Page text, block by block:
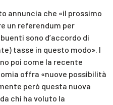
annuncia che «il prossimo
un referendum per
sono d’accordo di
tasse in questo modo». I
poi come la recente
offra «nuove possibilità
però questa nuova
chi ha voluto la